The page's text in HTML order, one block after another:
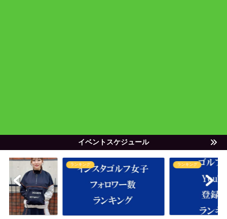
イベントスケジュール
ランキング ランキング